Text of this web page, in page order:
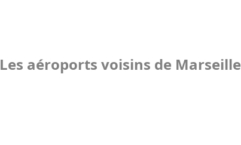
Les aéroports voisins de Marseille